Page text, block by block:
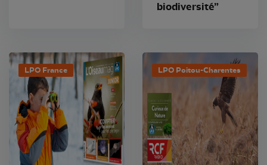
biodiversité”
LPO France LPO Poitou-Charentes